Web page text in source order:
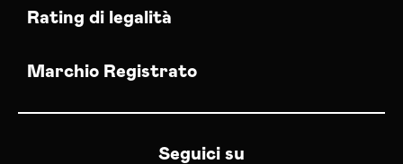
Rating di legalità
Marchio Registrato
Seguici su